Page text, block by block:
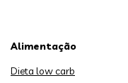
Alimentação
Dieta low carb